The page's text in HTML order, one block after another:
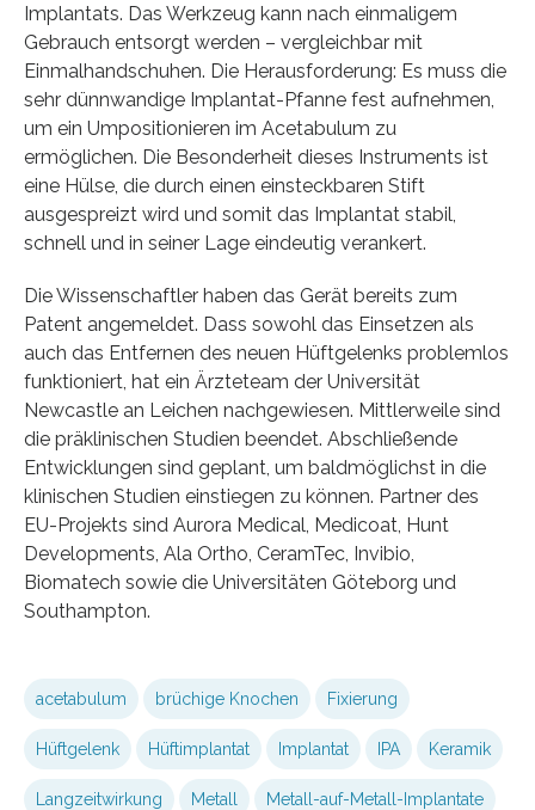
Implantats. Das Werkzeug kann nach einmaligem
Gebrauch entsorgt werden – vergleichbar mit
Einmalhandschuhen. Die Herausforderung: Es muss die
sehr dünnwandige Implantat-Pfanne fest aufnehmen,
um ein Umpositionieren im Acetabulum zu
ermöglichen. Die Besonderheit dieses Instruments ist
eine Hülse, die durch einen einsteckbaren Stift
ausgespreizt wird und somit das Implantat stabil,
schnell und in seiner Lage eindeutig verankert.
Die Wissenschaftler haben das Gerät bereits zum
Patent angemeldet. Dass sowohl das Einsetzen als
auch das Entfernen des neuen Hüftgelenks problemlos
funktioniert, hat ein Ärzteteam der Universität
Newcastle an Leichen nachgewiesen. Mittlerweile sind
die präklinischen Studien beendet. Abschließende
Entwicklungen sind geplant, um baldmöglichst in die
klinischen Studien einstiegen zu können. Partner des
EU-Projekts sind Aurora Medical, Medicoat, Hunt
Developments, Ala Ortho, CeramTec, Invibio,
Biomatech sowie die Universitäten Göteborg und
Southampton.
acetabulum brüchige Knochen Fixierung
Hüftgelenk Hüftimplantat Implantat IPA Keramik
Langzeitwirkung Metall Metall-auf-Metall-Implantate